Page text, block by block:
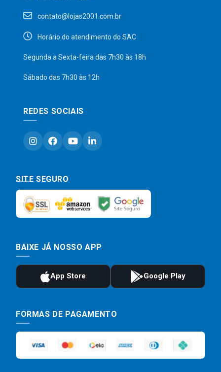
contato@lojas2001.com.br
Horário do atendimento do SAC
Segunda a Sexta-feira das 7h30 às 18h
Sábado das 7h30 às 12h
REDES SOCIAIS
SITE SEGURO
BAIXE JÁ NOSSO APP
FORMAS DE PAGAMENTO